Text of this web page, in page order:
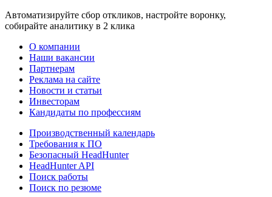
Автоматизируйте сбор откликов, настройте воронку,
собирайте аналитику в 2 клика
О компании
Наши вакансии
Партнерам
Реклама на сайте
Новости и статьи
Инвесторам
Кандидаты по профессиям
Производственный календарь
Требования к ПО
Безопасный HeadHunter
HeadHunter API
Поиск работы
Поиск по резюме